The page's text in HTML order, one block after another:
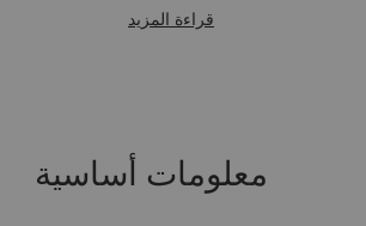
في جميع المطاعم والبارات حتى 30 أبريل 2026.
قراءة المزيد
معلومات أساسية